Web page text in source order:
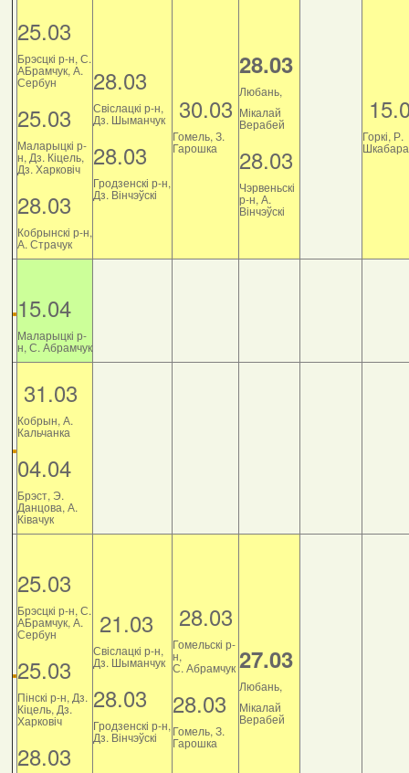
25.03
Брэсцкі р-н, С.
АБрамчук, А.
Сербун
25.03
Маларыцкі р-
н, Дз. Кіцель,
Дз. Харковіч
28.03
Кобрынскі р-н,
А. Страчук
28.03
Свіслацкі р-н,
Дз. Шыманчук
28.03
Гродзенскі р-н,
Дз. Вінчэўскі
30.03
Гомель, З.
Гарошка
28.03
Любань,
Мікалай
Верабей
28.03
Чэрвеньскі
р-н, А.
Вінчэўскі
Горкі, Р.
Шкабара
15.04
Маларыцкі р-
н, С. Абрамчук
31.03
Кобрын, А.
Кальчанка
04.04
Брэст, Э.
Данцова, А.
Ківачук
25.03
Брэсцкі р-н, С.
АБрамчук, А.
Сербун
25.03
Пінскі р-н, Дз.
Кіцель, Дз.
Харковіч
28.03
21.03
Свіслацкі р-н,
Дз. Шыманчук
28.03
Гродзенскі р-н,
Дз. Вінчэўскі
28.03
Гомельскі р-
н,
С. Абрамчук
28.03
Гомель, З.
Гарошка
27.03
Любань,
Мікалай
Верабей